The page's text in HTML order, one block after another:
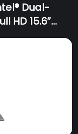
Dual-
HD 15.6”